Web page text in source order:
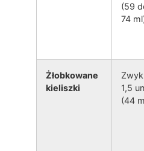
(59
74
Żłobkowane
kieliszki
1,5
(44